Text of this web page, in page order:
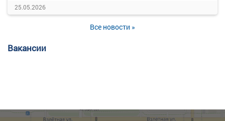
25.05.2026
Все новости »
Вакансии